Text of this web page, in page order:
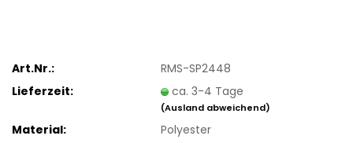
Art.Nr.:
RMS-SP2448
Lieferzeit:
ca. 3-4 Tage
(Ausland abweichend)
Material:
Polyester